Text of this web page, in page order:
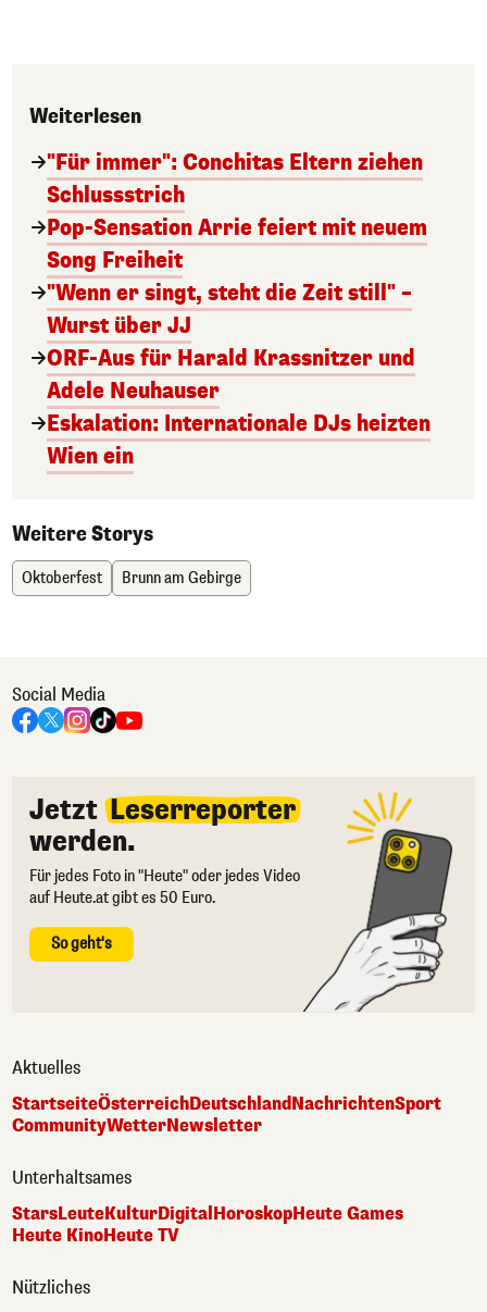
Weiterlesen
"Für immer": Conchitas Eltern ziehen
Schlussstrich
Pop-Sensation Arrie feiert mit neuem
Song Freiheit
"Wenn er singt, steht die Zeit still" –
Wurst über JJ
ORF-Aus für Harald Krassnitzer und
Adele Neuhauser
Eskalation: Internationale DJs heizten
Wien ein
Weitere Storys
Oktoberfest Brunn am Gebirge
Social Media
Jetzt Leserreporter
werden.
Für jedes Foto in "Heute" oder jedes Video
auf Heute.at gibt es 50 Euro.
So geht's
Aktuelles
StartseiteÖsterreichDeutschlandNachrichtenSport
CommunityWetterNewsletter
Unterhaltsames
StarsLeuteKulturDigitalHoroskopHeute Games
Heute KinoHeute TV
Nützliches